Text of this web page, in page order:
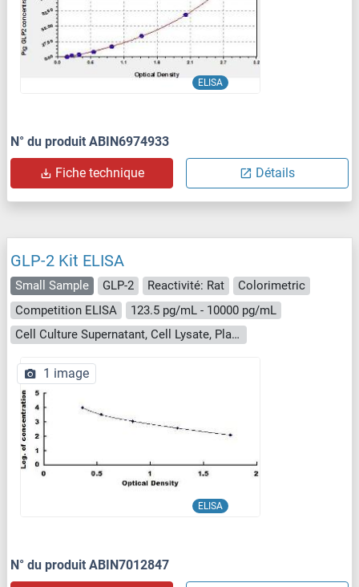
ELISA
N° du produit ABIN6974933
Fiche technique Détails
GLP-2 Kit ELISA
Small Sample GLP-2 Reactivité: Rat
Colorimetric
Competition ELISA
123.5 pg/mL - 10000 pg/mL
Cell Culture Supernatant, Cell Lysate, Plasma, Serum, Tissue Homogenate
ELISA
1 image
N° du produit ABIN7012847